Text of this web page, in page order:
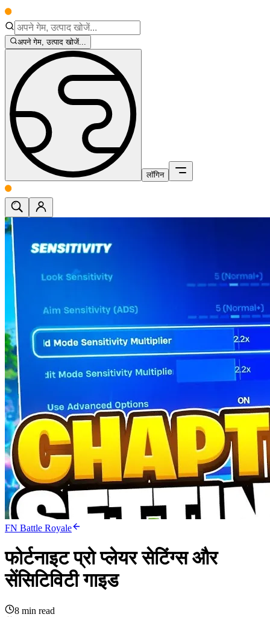
अपने गेम, उत्पाद खोजें...
लॉगिन
FN Battle Royale
फोर्टनाइट प्रो प्लेयर सेटिंग्स और
सेंसिटिविटी गाइड
8 min read